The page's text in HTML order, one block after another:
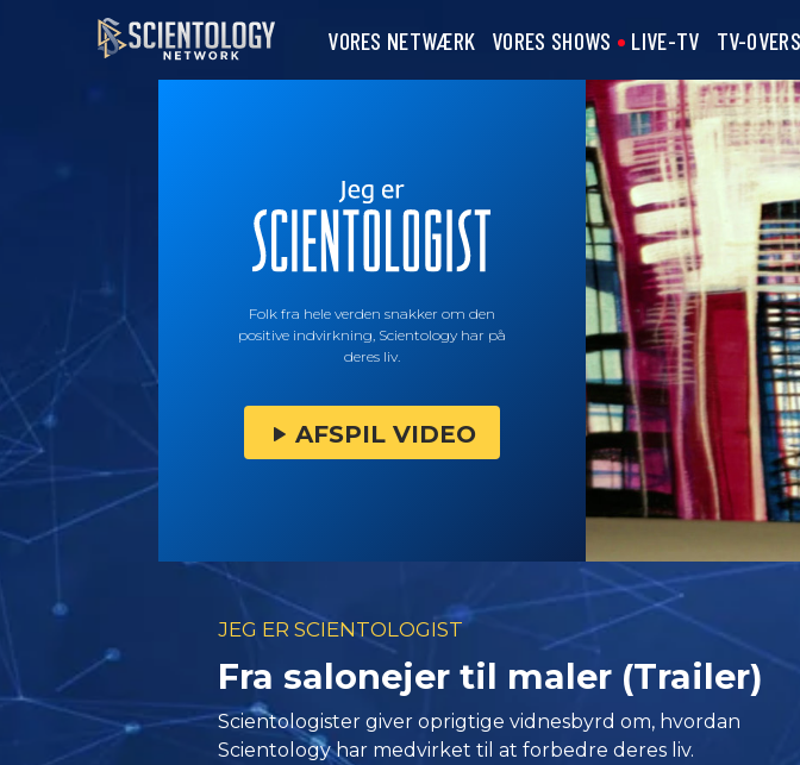
VORES NETWÆRK VORES SHOWS LIVE-TV TV-
Folk fra hele verden snakker om den
positive indvirkning, Scientology har på
deres liv.
AFSPIL VIDEO
JEG ER SCIENTOLOGIST
Fra salonejer til maler (Trailer)
Scientologister giver oprigtige vidnesbyrd om, hvordan
Scientology har medvirket til at forbedre deres liv.